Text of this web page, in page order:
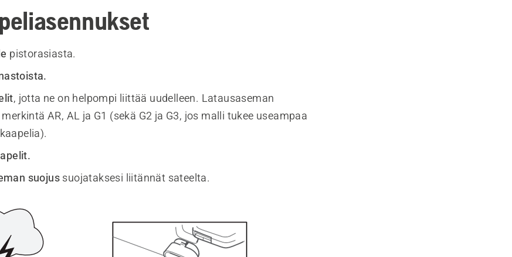
pistorasiasta.
, jotta ne on helpompi liittää uudelleen. Latausaseman
AR, AL ja G1 (sekä G2 ja G3, jos malli tukee useampaa
suojus suojataksesi liitännät sateelta.